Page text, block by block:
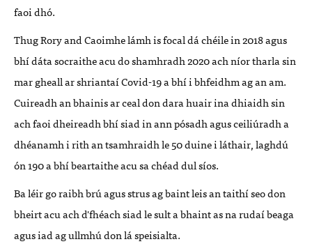
faoi dhó.
Thug Rory and Caoimhe lámh is focal dá chéile in 2018 agus
bhí dáta socraithe acu do shamhradh 2020 ach níor tharla sin
mar gheall ar shriantaí Covid-19 a bhí i bhfeidhm ag an am.
Cuireadh an bhainis ar ceal don dara huair ina dhiaidh sin
ach faoi dheireadh bhí siad in ann pósadh agus ceiliúradh a
dhéanamh i rith an tsamhraidh le 50 duine i láthair, laghdú
ón 190 a bhí beartaithe acu sa chéad dul síos.
Ba léir go raibh brú agus strus ag baint leis an taithí seo don
bheirt acu ach d'fhéach siad le sult a bhaint as na rudaí beaga
agus iad ag ullmhú don lá speisialta.